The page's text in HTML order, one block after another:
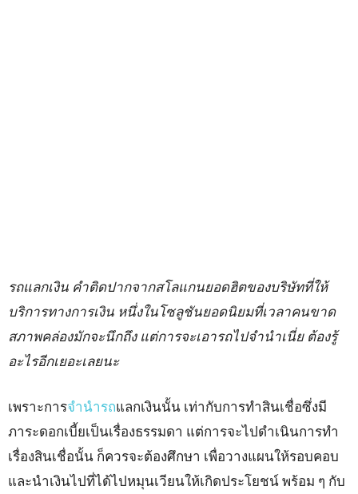
รถแลกเงิน คำติดปากจากสโลแกนยอดฮิตของบริษัทที่ให้
บริการทางการเงิน หนึ่งในโซลูชันยอดนิยมที่เวลาคนขาด
สภาพคล่องมักจะนึกถึง แต่การจะเอารถไปจำนำเนี่ย ต้องรู้
อะไรอีกเยอะเลยนะ
เพราะการจำนำรถแลกเงินนั้น เท่ากับการทำสินเชื่อซึ่งมี
ภาระดอกเบี้ยเป็นเรื่องธรรมดา แต่การจะไปดำเนินการทำ
เรื่องสินเชื่อนั้น ก็ควรจะต้องศึกษา เพื่อวางแผนให้รอบคอบ
และนำเงินไปที่ได้ไปหมุนเวียนให้เกิดประโยชน์ พร้อม ๆ กับ